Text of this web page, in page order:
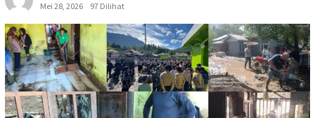
Mei 28, 2026
97 Dilihat